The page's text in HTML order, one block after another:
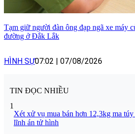
Tạm giữ người đàn ông đạp ngã xe máy
đường ở Đắk Lắk
HÌNH SỰ07:02 | 07/08/2026
TIN ĐỌC NHIỀU
1
Xét xử vụ mua bán hơn 12,3kg ma
lĩnh án tử hình